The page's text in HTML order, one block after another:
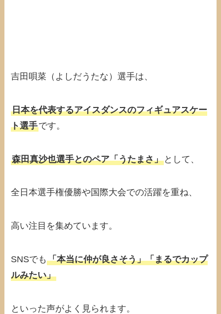
吉田唄菜（よしだうたな）選手は、
日本を代表するアイスダンスのフィギュアスケー
ト選手です。
森田真沙也選手とのペア「うたまさ」 として、
全日本選手権優勝や国際大会での活躍を重ね、
高い注目を集めています。
SNSでも「本当に仲が良さそう」「まるでカップ
ルみたい」
といった声がよく見られます。